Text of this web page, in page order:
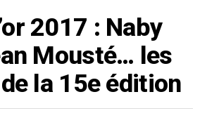
2017 : Naby
Mousté… les
la 15e édition